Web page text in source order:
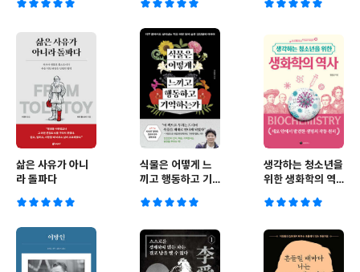
삶은 사유가 아니
라 돌파다
식물은 어떻게 느
끼고 행동하고 기
생각하는 청소년을
위한 생화학의 역